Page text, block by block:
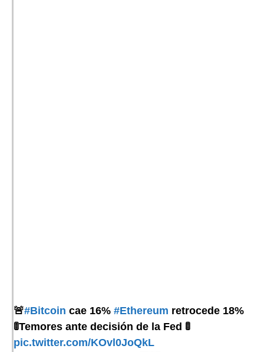
🚨#Bitcoin cae 16% #Ethereum retrocede 18%
🚦Temores ante decisión de la Fed 🚦
pic.twitter.com/KOvl0JoQkL